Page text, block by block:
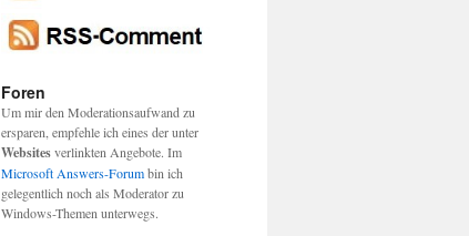
Foren
Um mir den Moderationsaufwand zu
ersparen, empfehle ich eines der unter
Websitesverlinkten Angebote. Im
Microsoft Answers-Forumbin ich
gelegentlich noch als Moderator zu
Windows-Themen unterwegs.